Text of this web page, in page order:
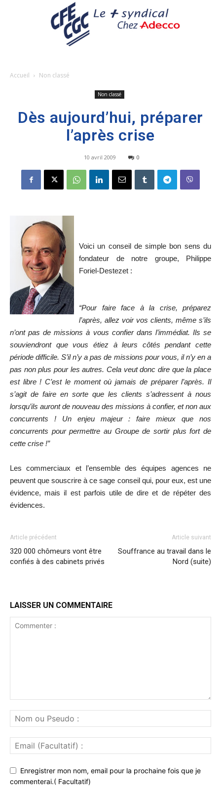
Accueil Non classé
Non classé
Dès aujourd’hui, préparer
l’après crise
10 avril 2009 0
Voici un conseil de simple bon sens du
fondateur de notre groupe, Philippe
Foriel-Destezet :
“Pour faire face à la crise, préparez
l’après, allez voir vos clients, même s’ils
n’ont pas de missions à vous confier dans l’immédiat. Ils se
souviendront que vous étiez à leurs côtés pendant cette
période difficile. S’il n’y a pas de missions pour vous, il n’y en a
pas non plus pour les autres. Cela veut donc dire que la place
est libre ! C’est le moment où jamais de préparer l’après. Il
s’agit de faire en sorte que les clients s’adressent à nous
lorsqu’ils auront de nouveau des missions à confier, et non aux
concurrents ! Un enjeu majeur : faire mieux que nos
concurrents pour permettre au Groupe de sortir plus fort de
cette crise !”
Les commerciaux et l’ensemble des équipes agences ne
peuvent que souscrire à ce sage conseil qui, pour eux, est une
évidence, mais il est parfois utile de dire et de répéter des
évidences.
Article précédent
320 000 chômeurs vont être
confiés à des cabinets privés
Article suivant
Souffrance au travail dans le
Nord (suite)
LAISSER UN COMMENTAIRE
Enregistrer mon nom, email pour la prochaine fois que je
commenterai.( Facultatif)